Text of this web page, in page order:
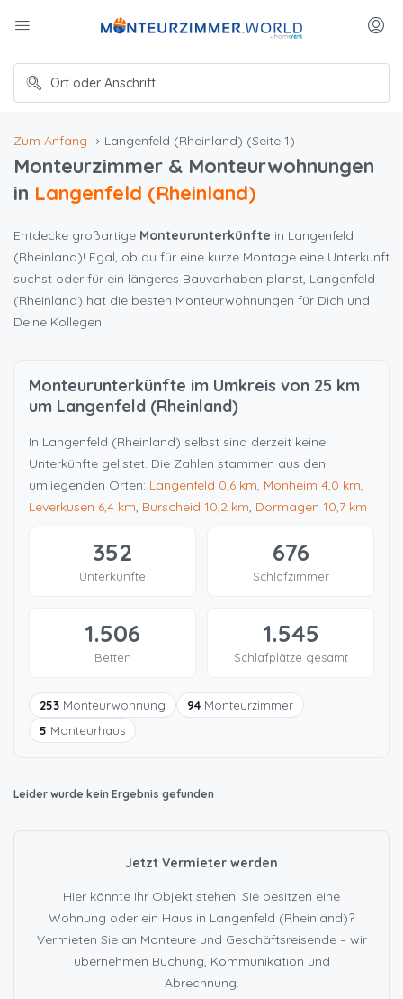
Zum Anfang Langenfeld (Rheinland) (Seite 1)
Monteurzimmer & Monteurwohnungen
in Langenfeld (Rheinland)
Entdecke großartige Monteurunterkünfte in Langenfeld
(Rheinland)! Egal, ob du für eine kurze Montage eine Unterkunft
suchst oder für ein längeres Bauvorhaben planst, Langenfeld
(Rheinland) hat die besten Monteurwohnungen für Dich und
Deine Kollegen.
Monteurunterkünfte im Umkreis von 25 km
um Langenfeld (Rheinland)
In Langenfeld (Rheinland) selbst sind derzeit keine
Unterkünfte gelistet. Die Zahlen stammen aus den
umliegenden Orten: Langenfeld 0,6 km, Monheim 4,0 km,
Leverkusen 6,4 km, Burscheid 10,2 km, Dormagen 10,7 km
352
Unterkünfte
676
Schlafzimmer
1.506
Betten
1.545
Schlafplätze gesamt
253 Monteurwohnung 94 Monteurzimmer
5 Monteurhaus
Leider wurde kein Ergebnis gefunden
Jetzt Vermieter werden
Hier könnte Ihr Objekt stehen! Sie besitzen eine
Wohnung oder ein Haus in Langenfeld (Rheinland)?
Vermieten Sie an Monteure und Geschäftsreisende – wir
übernehmen Buchung, Kommunikation und
Abrechnung.